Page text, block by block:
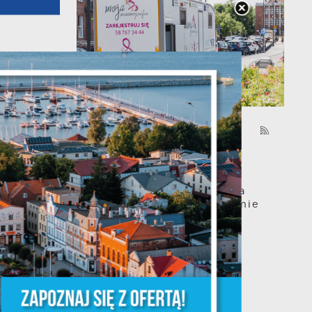
03 - 08 - 2026
Mammografia Puck
6.08.2026
Letnia mammograficzna
ofensywa – kobieto, nie
czekaj, badaj się! •
06.08.2026 Puck ul...